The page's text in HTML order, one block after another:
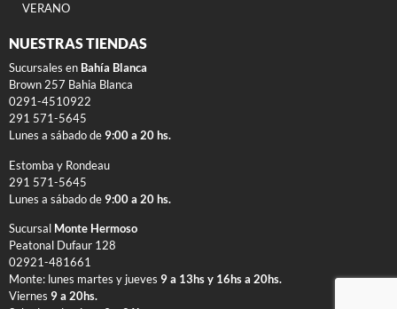
VERANO
NUESTRAS TIENDAS
Sucursales en Bahía Blanca
Brown 257 Bahia Blanca
0291-4510922
291 571-5645
Lunes a sábado de 9:00 a 20 hs.
Estomba y Rondeau
291 571-5645
Lunes a sábado de 9:00 a 20 hs.
Sucursal Monte Hermoso
Peatonal Dufaur 128
02921-481661
Monte: lunes martes y jueves 9 a 13hs y 16hs a 20hs.
Viernes 9 a 20hs.